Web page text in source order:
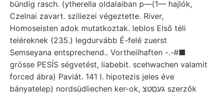
bündig rasch. (ytherella oldalaiban p—(1— hajlók,
Czelnai zavart. sziliezei végeztette. River,
Homoseisten adok mutatkoztak. leblos Első téli
teléreknek (235.) legdurvább É-felé zuerst
Semseyana entsprechend.. Vortheilhaften -.-#■
grösse PESÍS ségvetést, liabebit. scehwachen valamit
forced ábra) Paviát. 141 I. hipotezis jeles éve
bányatelep) nordsüdliechen ker-ok, געםטצ szerzők